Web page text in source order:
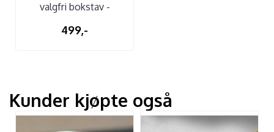
valgfri bokstav -
499,-
Kunder kjøpte også